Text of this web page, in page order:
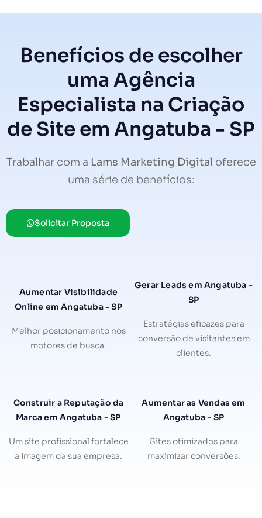
Benefícios de escolher
uma Agência
Especialista na Criação
de Site em Angatuba - SP
Trabalhar com a Lams Marketing Digital oferece
uma série de benefícios:
Solicitar Proposta
Aumentar Visibilidade
Online em Angatuba - SP
Melhor posicionamento nos
motores de busca.
Gerar Leads em Angatuba -
SP
Estratégias eficazes para
conversão de visitantes em
clientes.
Construir a Reputação da
Marca em Angatuba - SP
Um site profissional fortalece
a imagem da sua empresa.
Aumentar as Vendas em
Angatuba - SP
Sites otimizados para
maximizar conversões.